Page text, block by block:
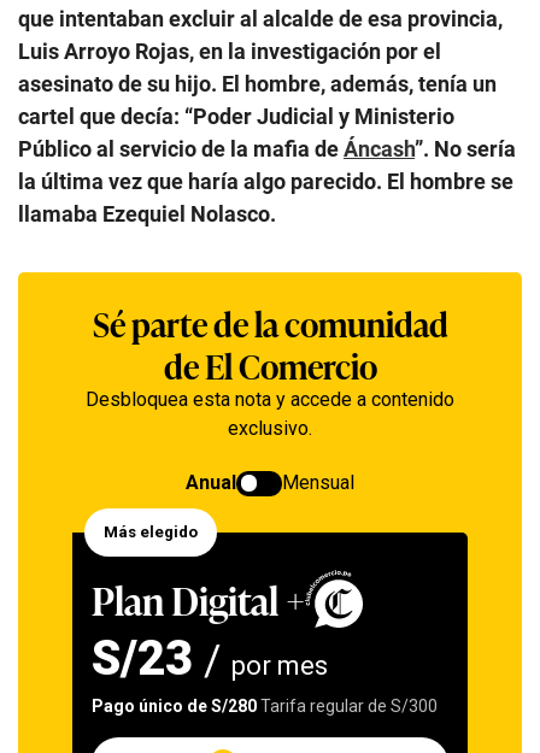
que intentaban excluir al alcalde de esa provincia,
Luis Arroyo Rojas, en la investigación por el
asesinato de su hijo. El hombre, además, tenía un
cartel que decía: “Poder Judicial y Ministerio
Público al servicio de la mafia deÁncash”. No sería
la última vez que haría algo parecido. El hombre se
llamaba Ezequiel Nolasco.